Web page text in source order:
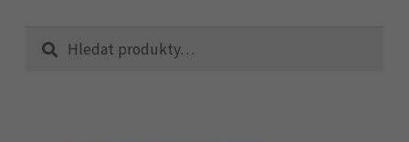
Hledat:
Hledat